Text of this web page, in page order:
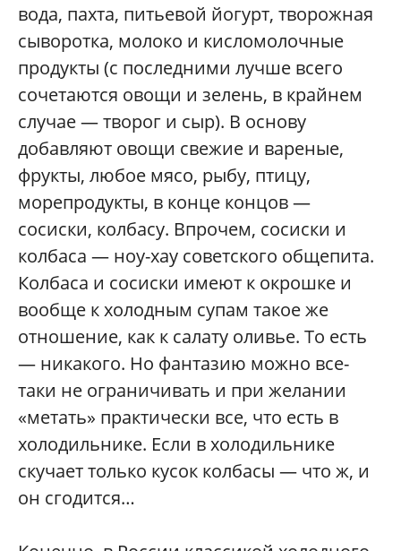
вода, пахта, питьевой йогурт, творожная
сыворотка, молоко и кисломолочные
продукты (с последними лучше всего
сочетаются овощи и зелень, в крайнем
случае — творог и сыр). В основу
добавляют овощи свежие и вареные,
фрукты, любое мясо, рыбу, птицу,
морепродукты, в конце концов —
сосиски, колбасу. Впрочем, сосиски и
колбаса — ноу-хау советского общепита.
Колбаса и сосиски имеют к окрошке и
вообще к холодным супам такое же
отношение, как к салату оливье. То есть
— никакого. Но фантазию можно все-
таки не ограничивать и при желании
«метать» практически все, что есть в
холодильнике. Если в холодильнике
скучает только кусок колбасы — что ж, и
он сгодится…